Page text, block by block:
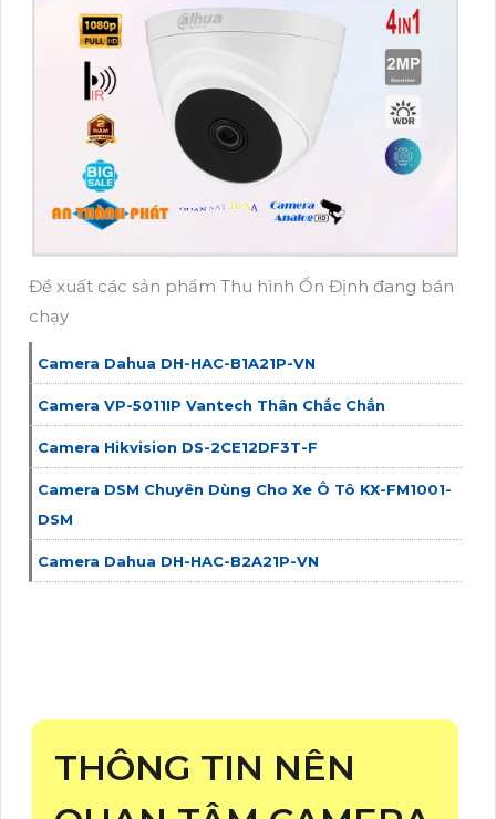
Đề xuất các sản phẩm Thu hình Ổn Định đang bán
chạy
Camera Dahua DH-HAC-B1A21P-VN
Camera VP-5011IP Vantech Thân Chắc Chắn
Camera Hikvision DS-2CE12DF3T-F
Camera DSM Chuyên Dùng Cho Xe Ô Tô KX-FM1001-
DSM
Camera Dahua DH-HAC-B2A21P-VN
THÔNG TIN NÊN